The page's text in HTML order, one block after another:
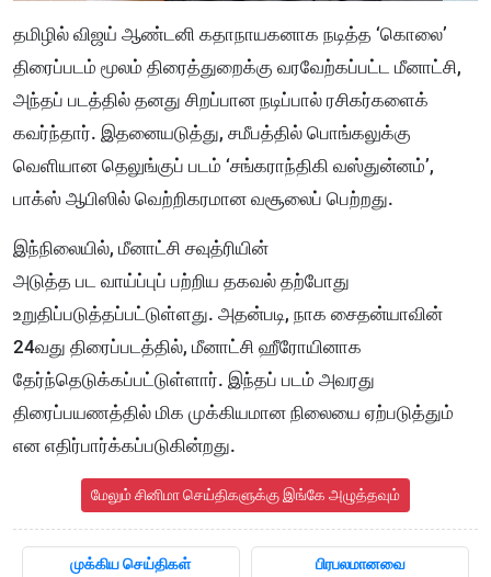
தமிழில் விஜய் ஆண்டனி கதாநாயகனாக நடித்த ‘கொலை’
திரைப்படம் மூலம் திரைத்துறைக்கு வரவேற்கப்பட்ட மீனாட்சி,
அந்தப் படத்தில் தனது சிறப்பான நடிப்பால் ரசிகர்களைக்
கவர்ந்தார். இதனையடுத்து, சமீபத்தில் பொங்கலுக்கு
வெளியான தெலுங்குப் படம் ‘சங்கராந்திகி வஸ்துன்னம்’,
பாக்ஸ் ஆபிஸில் வெற்றிகரமான வசூலைப் பெற்றது.
இந்நிலையில், மீனாட்சி சவுத்ரியின்
அடுத்த பட வாய்ப்புப் பற்றிய தகவல் தற்போது
உறுதிப்படுத்தப்பட்டுள்ளது. அதன்படி, நாக சைதன்யாவின்
24வது திரைப்படத்தில், மீனாட்சி ஹீரோயினாக
தேர்ந்தெடுக்கப்பட்டுள்ளார். இந்தப் படம் அவரது
திரைப்பயணத்தில் மிக முக்கியமான நிலையை ஏற்படுத்தும்
என எதிர்பார்க்கப்படுகின்றது.
மேலும் சினிமா செய்திகளுக்கு இங்கே அழுத்தவும்
முக்கிய செய்திகள் பிரபலமானவை